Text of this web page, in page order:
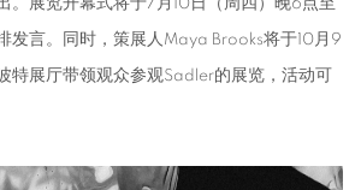
。展览开幕式将于7月10日（周四）晚6点至
发言。同时，策展人Maya Brooks将于10月9
特展厅带领观众参观Sadler的展览，活动可